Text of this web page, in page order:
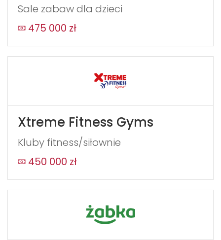
Sale zabaw dla dzieci
475 000 zł
Xtreme Fitness Gyms
Kluby fitness/siłownie
450 000 zł